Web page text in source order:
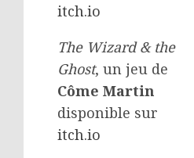
itch.io
The Wizard & the
Ghost, un jeu de
Côme Martin
disponible sur
itch.io